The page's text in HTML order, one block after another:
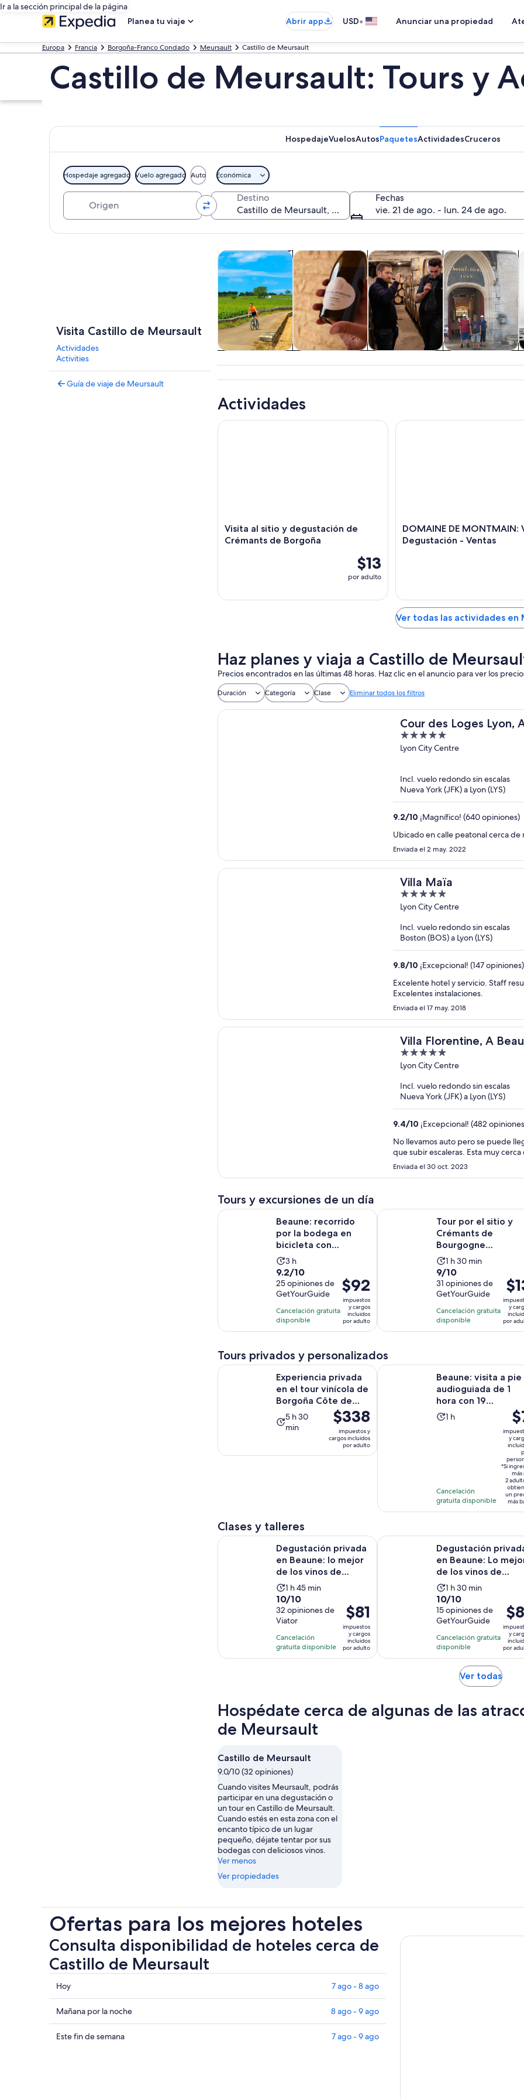
Ir a la sección principal de la página
Planea tu viaje
Abrir app USD• Anunciar una propiedad
Europa Francia Borgoña-Franco Condado Meursault Castillo de Meursault
Castillo de Meursault: Tours y
HospedajeVuelosAutosPaquetesActividadesCruceros
Hospedaje agregado Vuelo agregado Auto Económica
Destino
Fechas
vie. 21 de ago. - lun. 24 de ago.
Visita Castillo de Meursault
Actividades
Activities
Guía de viaje de Meursault
excursiones de
un día
Tours y excursiones de un díaSe abrirá en una nueva pestaña
bebidas y vida
nocturna
Alimentos, bebidas y vida nocturnaSe abrirá en una
Cultura e historiaSe abrirá en una
personalizados
Tours privados y
Actividades
Visita al sitio y degustación de
Crémants de Borgoña
$13
por adulto
Visita al sitio y degustación de Crémants de Borgoña
DOMAINE DE MONTMAIN:
Degustación - Ventas
DOMAINE DE MONTMAIN:
Ver todas las actividades en
Haz planes y viaja a Castillo de
Precios encontrados en las últimas 48 horas. Haz clic en el anuncio para ver los
Duración Categoría Clase Eliminar todos los filtros
Cour des Loges Lyon,
Hotel
5
out
Lyon City Centre
Incl. vuelo redondo sin escalas
Nueva York (JFK) a Lyon (LYS)
9.2/10 ¡Magnífico! (640 opiniones)
Ubicado en calle peatonal cerca
Enviada el 2 may. 2022
Villa Maïa
5
out
5
Lyon City Centre
Incl. vuelo redondo sin escalas
Boston (BOS) a Lyon (LYS)
9.8/10 ¡Excepcional! (147 opiniones)
Excelente hotel y servicio. Staff resuelve cualquier necesidad de manera cordial y eficiente.
Excelentes instalaciones.
Enviada el 17 may. 2018
Villa Florentine, A
5
out
5
Lyon City Centre
Incl. vuelo redondo sin escalas
Nueva York (JFK) a Lyon (LYS)
9.4/10 ¡Excepcional! (482
No llevamos auto pero se puede
que subir escaleras. Esta muy
Enviada el 30 oct. 2023
Tours y excursiones de un día
Beaune: recorrido
por la bodega en
bicicleta con
degustación de vinos
La
actividad
dura
3
horas
3 h
9.2
de
10
con
25
opiniones
9.2/10
25 opiniones de
GetYourGuide
Cancelación gratuita
disponible
El
precio
es
de
$92.
adulto
$92
impuestos
y cargos
incluidos
por adulto
Beaune: recorrido por la bodega en bicicleta con degustación de vinos
Tour por el sitio y
Crémants de
Bourgogne
Degustación de
comida
La
actividad
dura
1
hora
y
30
1 h 30 min
9.0
de
10
con
31
opiniones
9/10
31 opiniones de
GetYourGuide
Cancelación gratuita
disponible
El
es
de
$13.
y
por
Tour por el sitio y Crémants de
Tours privados y personalizados
Experiencia privada
en el tour vinícola de
Borgoña Côte de
Beaune desde Bea...
La
actividad
5
5 h 30
min
El
precio
es
de
$338
impuestos y
cargos incluidos
por adulto
Experiencia privada en el tour vinícola de Borgoña Côte de Beaune
Beaune: visita a pie
audioguiada de 1
hora con 19
audiocomentarios
La
1 h
Cancelación
gratuita disponible
El
es
de
$7.
y
*Si
más
2
un
más
Beaune: visita a pie audioguiada
Clases y talleres
Degustación privada
en Beaune: lo mejor
de los vinos de
Borgoña
La
actividad
dura
1
hora
y
45
1 h 45 min
10.0
de
10
con
32
opiniones
10/10
32 opiniones de
Viator
Cancelación
gratuita disponible
El
precio
es
de
$81.
$81
impuestos
y cargos
incluidos
por adulto
Degustación privada en Beaune: lo mejor de los vinos de Borgoña Se
Degustación
en Beaune: Lo
de los vinos de
Borgoña
La
actividad
dura
1
hora
y
30
minutos
1 h 30 min
10.0
de
10
con
15
opiniones
10/10
15 opiniones de
GetYourGuide
Cancelación gratuita
disponible
El
es
de
$81.
y
por
Degustación privada en Beaune:
Ver todasSe
una
Hospédate cerca de algunas de las
de Meursault
Castillo de Meursault
9.0/10 (32 opiniones)
Cuando visites Meursault, podrás
participar en una degustación o
un tour en Castillo de Meursault.
Cuando estés en esta zona con el
encanto típico de un lugar
pequeño, déjate tentar por sus
bodegas con deliciosos vinos.
Ver menos
Ver propiedades
Ofertas para los mejores hoteles
Consulta disponibilidad de hoteles cerca de
Castillo de Meursault
Consultar
los
precios
cerca
de
Hoy 7 ago - 8 ago
Consultar
precios
cerca
Mañana por la noche 8 ago - 9 ago
Consultar
Este fin de semana 7 ago - 9 ago